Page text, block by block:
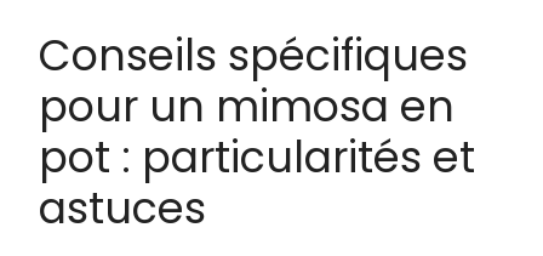
Conseils spécifiques
pour un mimosa en
pot : particularités et
astuces